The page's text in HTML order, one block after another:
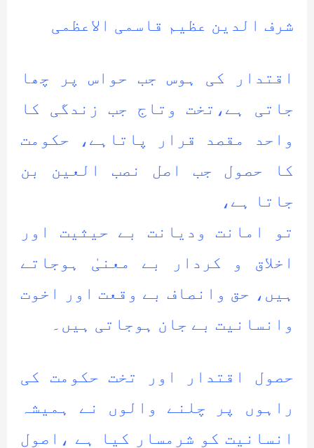
شرف الدین عظیم قاسمی الاعظمی
اقتدار کی ہوس جب حواس پر چھا
جاتی ہے،تخت وتاج جب زندگی کا
واحد مقصد قرار پاتاہے، حکومت
کا حصول جب اصل نصب العین بن
جاتا ہے،
تو امانت ودیانت بے حیثیت اور
اخلاق و کردار بے معنیٰ ہوجاتے
ہیں، حق وانصاف بے وقعت اور اخوت
وانسانیت بے جان ہوجاتی ہیں۔
حصول اقتدار اور تخت حکومت کی
راہوں پر چلنے والوں نے ہمیشہ
انسانیت کو شرمسار کیا ہے ،اصول